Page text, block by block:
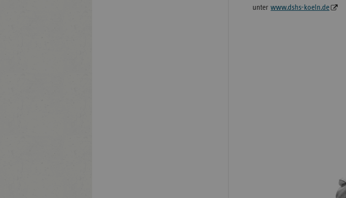
unterwww.dshs-koeln.de